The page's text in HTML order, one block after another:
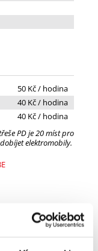
50 Kč / hodina
40 Kč / hodina
40 Kč / hodina
PD je 20 míst pro
elektromobily.
Polní 1033/35
105/ 110